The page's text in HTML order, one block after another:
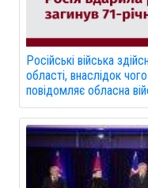
Російські війська
області, внаслідок
повідомляє обласна